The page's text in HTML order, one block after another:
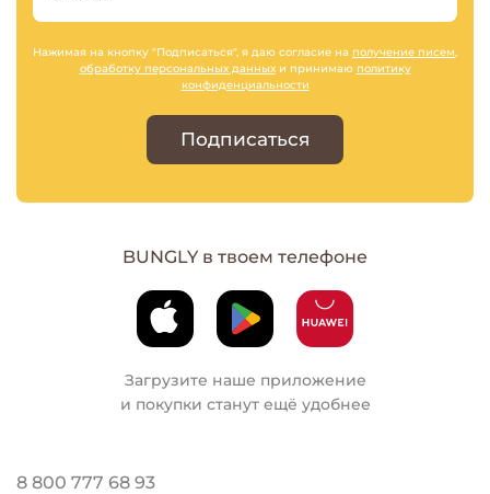
Нажимая на кнопку "Подписаться", я даю согласие на получение писем,
обработку персональных данныхи принимаю политику
конфиденциальности
Подписаться
BUNGLY в твоем телефоне
Загрузите наше приложение
и покупки станут ещё удобнее
8 800 777 68 93